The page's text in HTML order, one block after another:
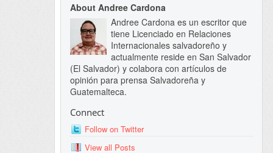
About Andree Cardona
Andree Cardona es un escritor que
tiene Licenciado en Relaciones
Internacionales salvadoreño y
actualmente reside en San Salvador
(El Salvador) y colabora con artículos de
opinión para prensa Salvadoreña y
Guatemalteca.
Connect
Follow on Twitter
View all Posts